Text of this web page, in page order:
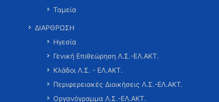
Ταμεία
ΔΙΑΡΘΡΩΣΗ
Ηγεσία
Γενική Επιθεώρηση Λ.Σ.-ΕΛ.ΑΚΤ.
Κλάδοι Λ.Σ. - ΕΛ.ΑΚΤ.
Περιφερειακές Διοικήσεις Λ.Σ.-ΕΛ.ΑΚΤ.
Οργανόγραμμα Λ.Σ.-ΕΛ.ΑΚΤ.